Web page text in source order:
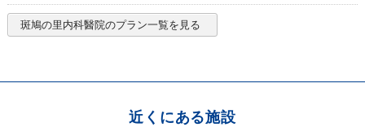
斑鳩の里内科醫院のプラン一覧を見る
近くにある施設